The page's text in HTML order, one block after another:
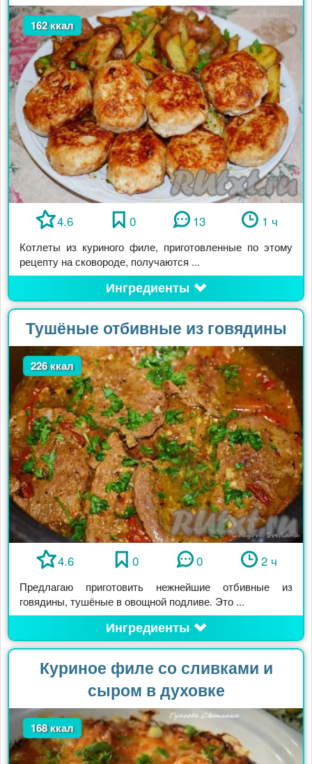
162 ккал
4.6 0 13 1 ч
Котлеты из куриного филе, приготовленные по этому
рецепту на сковороде, получаются ...
Ингредиенты
Тушёные отбивные из говядины
226 ккал
4.6 0 0 2 ч
Предлагаю приготовить нежнейшие отбивные из
говядины, тушёные в овощной подливе. Это ...
Ингредиенты
Куриное филе со сливками и
сыром в духовке
168 ккал